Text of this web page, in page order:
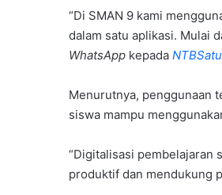
“Di SMAN 9 kami
dalam satu aplikasi. Mulai
WhatsApp kepada NTBSatu
Menurutnya, penggunaan
siswa mampu
“Digitalisasi pembelajaran
produktif dan mendukung